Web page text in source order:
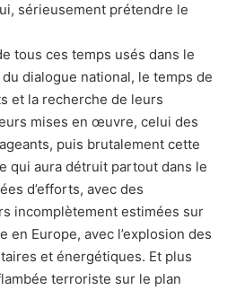
sérieusement prétendre le
tous ces temps usés dans le
dialogue national, le temps de
et la recherche de leurs
mises en œuvre, celui des
puis brutalement cette
qui aura détruit partout dans le
d’efforts, avec des
incomplètement estimées sur
en Europe, avec l’explosion des
et énergétiques. Et plus
terroriste sur le plan